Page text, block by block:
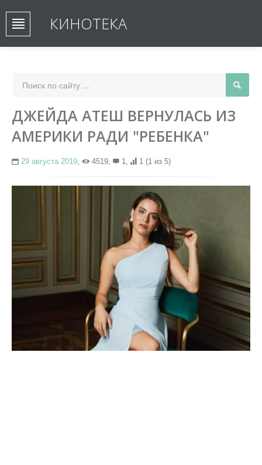
КИНОТЕКА
ДЖЕЙДА АТЕШ ВЕРНУЛАСЬ ИЗ
АМЕРИКИ РАДИ "РЕБЕНКА"
29 августа 2019, 4519, 1, 1 (1 из 5)